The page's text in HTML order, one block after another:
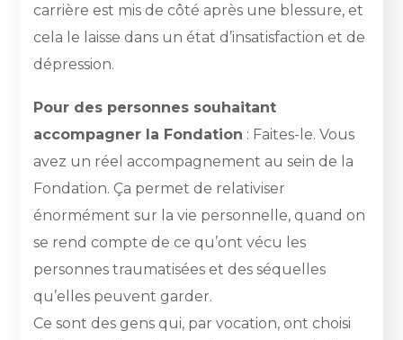
carrière est mis de côté après une blessure, et
cela le laisse dans un état d’insatisfaction et de
dépression.
Pour des personnes souhaitant
accompagner la Fondation : Faites-le. Vous
avez un réel accompagnement au sein de la
Fondation. Ça permet de relativiser
énormément sur la vie personnelle, quand on
se rend compte de ce qu’ont vécu les
personnes traumatisées et des séquelles
qu’elles peuvent garder.
Ce sont des gens qui, par vocation, ont choisi